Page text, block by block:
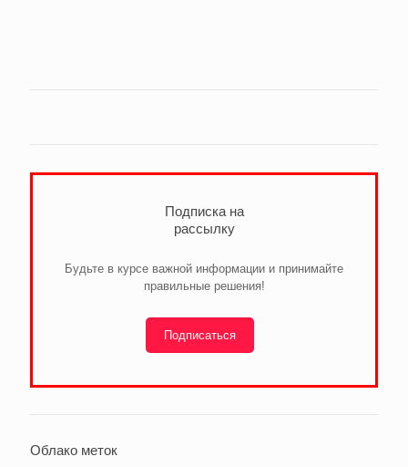
Подписка на
рассылку
Будьте в курсе важной информации и принимайте
правильные решения!
Подписаться
Облако меток